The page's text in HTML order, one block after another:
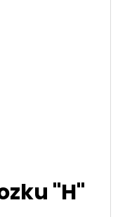
"H"